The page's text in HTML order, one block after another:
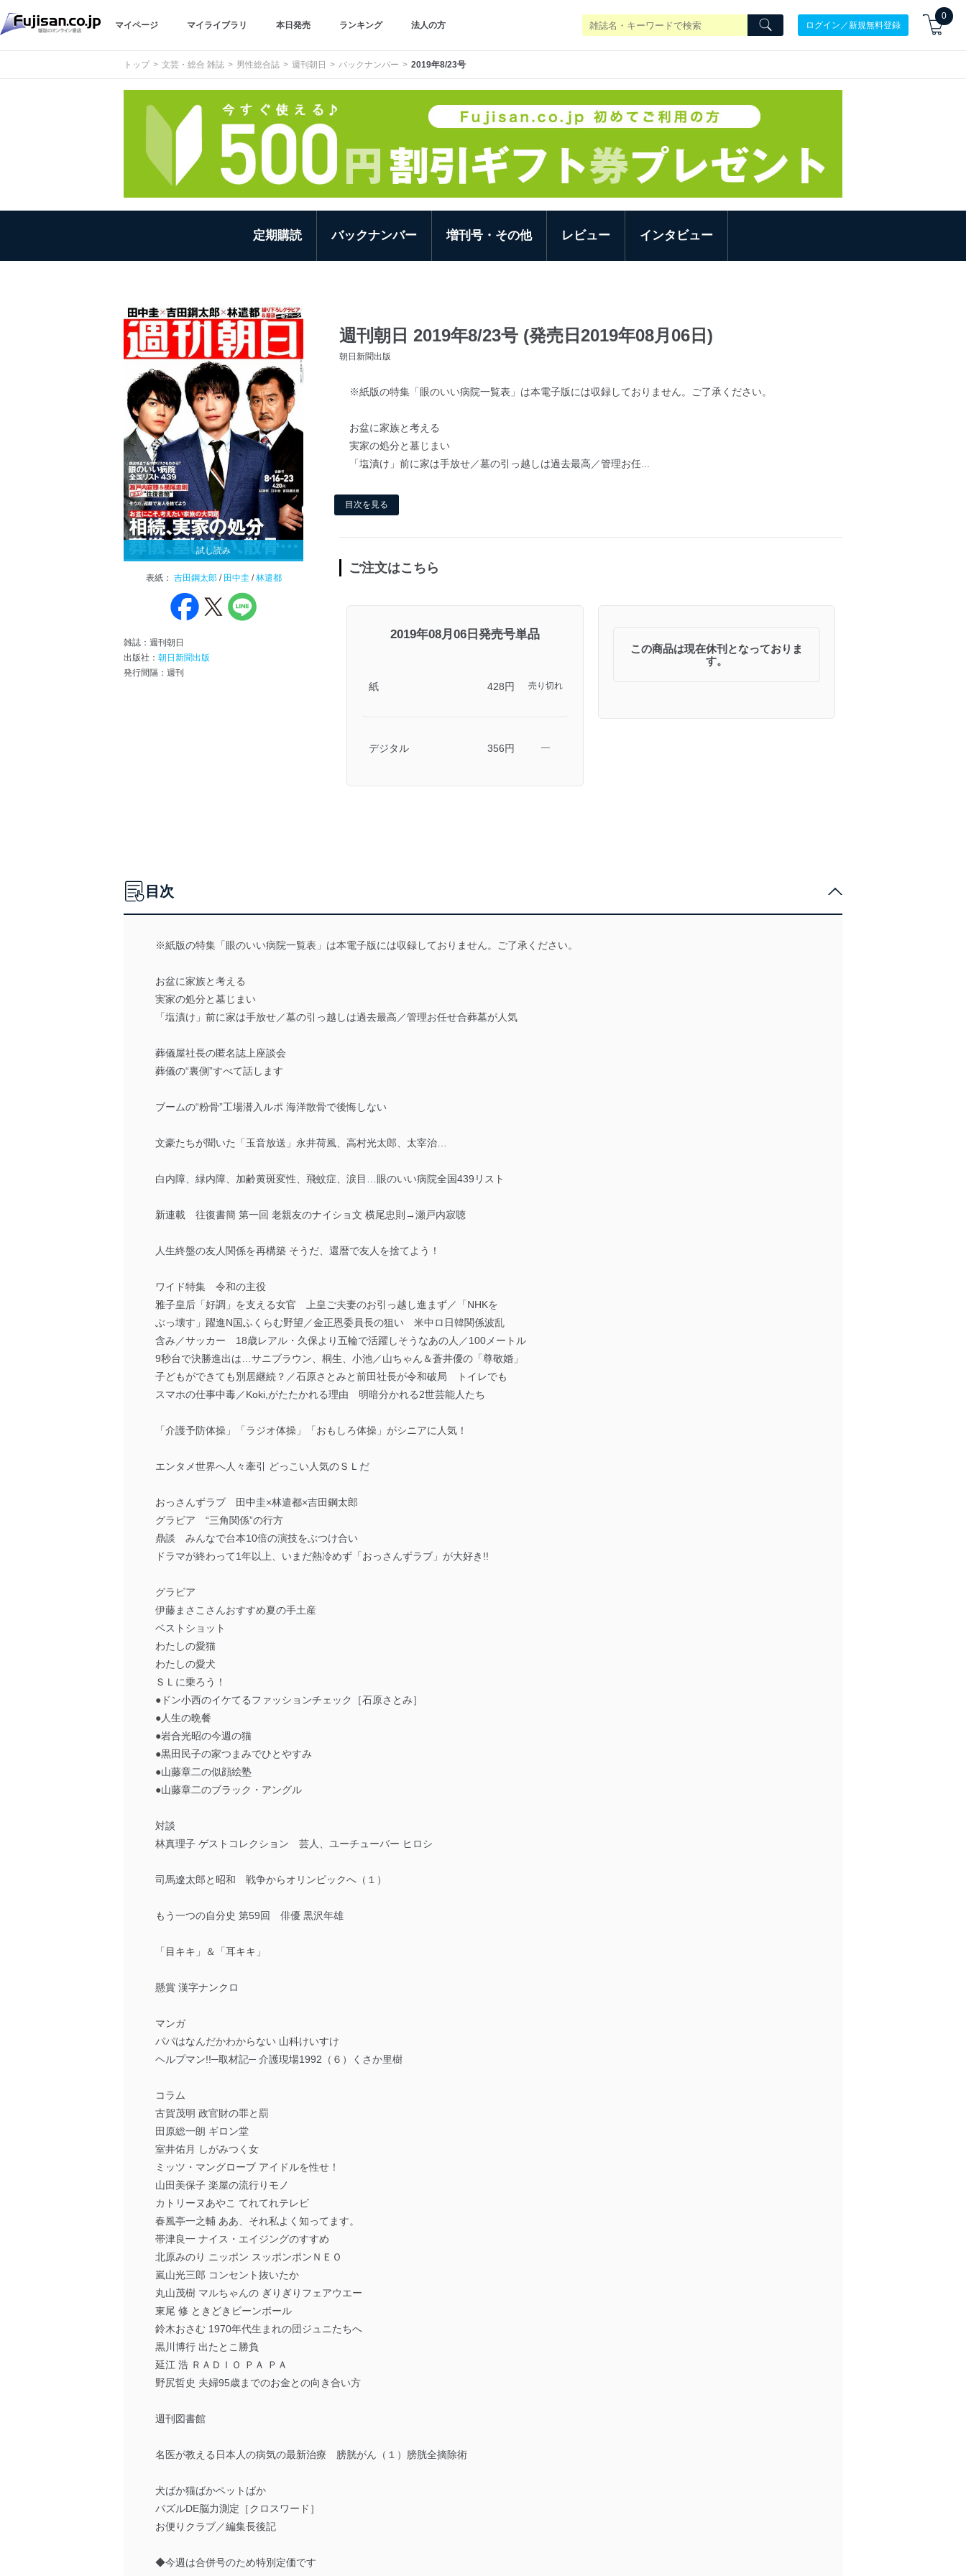
マイページ マイライブラリ 本日発売 ランキング 法人の方 ログイン／新規無料登録
0
トップ 文芸・総合 雑誌 男性総合誌 週刊朝日 バックナンバー 2019年8/23号
定期購読 バックナンバー 増刊号・その他 レビュー インタビュー
試し読み
表紙： 吉田鋼太郎 / 田中圭 /林遣都
雑誌：週刊朝日
出版社： 朝日新聞出版
発行間隔：週刊
週刊朝日 2019年8/23号 (発売日2019年08月06日)
朝日新聞出版
※紙版の特集「眼のいい病院一覧表」は本電子版には収録しておりません。ご了承ください。
お盆に家族と考える
実家の処分と墓じまい
「塩漬け」前に家は手放せ／墓の引っ越しは過去最高／管理お任...
目次を見る
ご注文はこちら
2019年08月06日発売号単品
紙 428円 売り切れ
デジタル 356円 ―
この商品は現在休刊となっておりま
す。
目次
※紙版の特集「眼のいい病院一覧表」は本電子版には収録しておりません。ご了承ください。
お盆に家族と考える
実家の処分と墓じまい
「塩漬け」前に家は手放せ／墓の引っ越しは過去最高／管理お任せ合葬墓が人気
葬儀屋社長の匿名誌上座談会
葬儀の“裏側”すべて話します
ブームの“粉骨”工場潜入ルポ 海洋散骨で後悔しない
文豪たちが聞いた「玉音放送」永井荷風、高村光太郎、太宰治…
白内障、緑内障、加齢黄斑変性、飛蚊症、涙目…眼のいい病院全国439リスト
新連載 往復書簡 第一回 老親友のナイショ文 横尾忠則→瀬戸内寂聴
人生終盤の友人関係を再構築 そうだ、還暦で友人を捨てよう！
ワイド特集 令和の主役
雅子皇后「好調」を支える女官 上皇ご夫妻のお引っ越し進まず／「NHKを
ぶっ壊す」躍進N国ふくらむ野望／金正恩委員長の狙い 米中ロ日韓関係波乱
含み／サッカー 18歳レアル・久保より五輪で活躍しそうなあの人／100メートル
9秒台で決勝進出は…サニブラウン、桐生、小池／山ちゃん＆蒼井優の「尊敬婚」
子どもができても別居継続？／石原さとみと前田社長が令和破局 トイレでも
スマホの仕事中毒／Koki,がたたかれる理由 明暗分かれる2世芸能人たち
「介護予防体操」「ラジオ体操」「おもしろ体操」がシニアに人気！
エンタメ世界へ人々牽引 どっこい人気のＳＬだ
おっさんずラブ 田中圭×林遣都×吉田鋼太郎
グラビア “三角関係”の行方
鼎談 みんなで台本10倍の演技をぶつけ合い
ドラマが終わって1年以上、いまだ熱冷めず「おっさんずラブ」が大好き!!
グラビア
伊藤まさこさんおすすめ夏の手土産
ベストショット
わたしの愛猫
わたしの愛犬
ＳＬに乗ろう！
●ドン小西のイケてるファッションチェック［石原さとみ］
●人生の晩餐
●岩合光昭の今週の猫
●黒田民子の家つまみでひとやすみ
●山藤章二の似顔絵塾
●山藤章二のブラック・アングル
対談
林真理子 ゲストコレクション 芸人、ユーチューバー ヒロシ
司馬遼太郎と昭和 戦争からオリンピックへ（１）
もう一つの自分史 第59回 俳優 黒沢年雄
「目キキ」＆「耳キキ」
懸賞 漢字ナンクロ
マンガ
パパはなんだかわからない 山科けいすけ
ヘルプマン!!─取材記─ 介護現場1992（６）くさか里樹
コラム
古賀茂明 政官財の罪と罰
田原総一朗 ギロン堂
室井佑月 しがみつく女
ミッツ・マングローブ アイドルを性せ！
山田美保子 楽屋の流行りモノ
カトリーヌあやこ てれてれテレビ
春風亭一之輔 ああ、それ私よく知ってます。
帯津良一 ナイス・エイジングのすすめ
北原みのり ニッポン スッポンポンＮＥＯ
嵐山光三郎 コンセント抜いたか
丸山茂樹 マルちゃんの ぎりぎりフェアウエー
東尾 修 ときどきビーンボール
鈴木おさむ 1970年代生まれの団ジュニたちへ
黒川博行 出たとこ勝負
延江 浩 ＲＡＤＩＯ ＰＡ ＰＡ
野尻哲史 夫婦95歳までのお金との向き合い方
週刊図書館
名医が教える日本人の病気の最新治療 膀胱がん（１）膀胱全摘除術
犬ばか猫ばかペットばか
パズルDE脳力測定［クロスワード］
お便りクラブ／編集長後記
◆今週は合併号のため特別定価です